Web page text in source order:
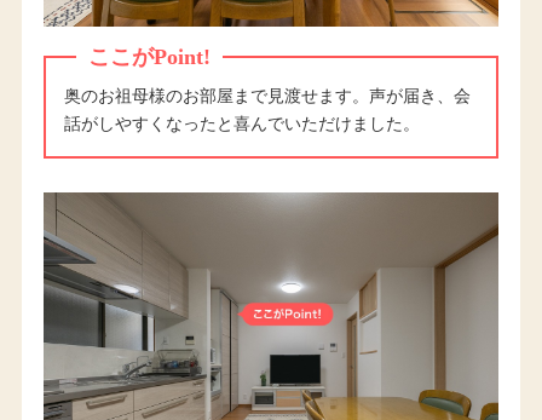
ここがPoint!
奥のお祖母様のお部屋まで見渡せます。声が届き、会
話がしやすくなったと喜んでいただけました。